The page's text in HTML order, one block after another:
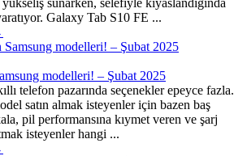
Galaxy Tab S10 FE ...
modelleri! – Şubat 2025
telefon pazarında seçenekler epeyce fazla.
satın almak isteyenler için bazen baş
pil performansına kıymet veren ve şarj
isteyenler hangi ...